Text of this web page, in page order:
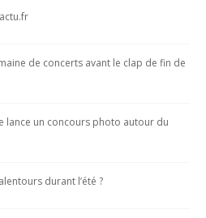
de concerts avant le clap de fin de
lance un concours photo autour du
durant l’été ?